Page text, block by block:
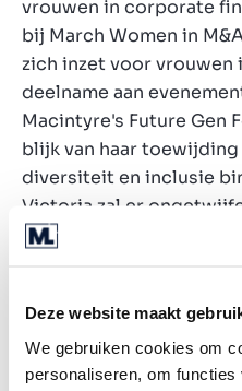
Deze website maakt
We gebruiken cookies om
personaliseren, om
vrouwen in corporate
bij March Women in
zich inzet voor vrouwen
deelname aan
Macintyre's Future Gen
blijk van haar
diversiteit en inclusie
Victoria zal er
waarden doorklinken in
Met het oog op
We zijn optimistisch